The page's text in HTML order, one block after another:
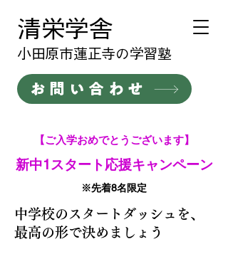
清栄学舎
​小田原市蓮正寺の学習塾
お問い合わせ
【ご入学おめでとうございます】
新中1スタート応援キャンペーン
※先着8名限定
中学校のスタートダッシュを、
最高の形で決めましょう